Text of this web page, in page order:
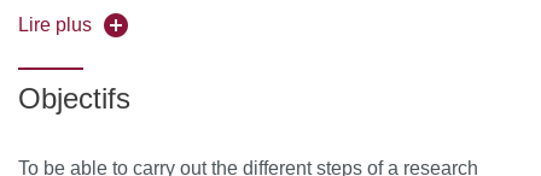
interdisciplinary; project management
Lire plus
Objectifs
To be able to carry out the different steps of a research